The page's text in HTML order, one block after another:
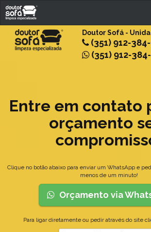
Doutor Sofá -
(351) 912-
(351) 912-
Entre em contato
orçamento
Clique no botão abaixo para enviar um WhatsApp e
menos de um minuto!
Orçamento via
Para ligar diretamente ou pedir através do site